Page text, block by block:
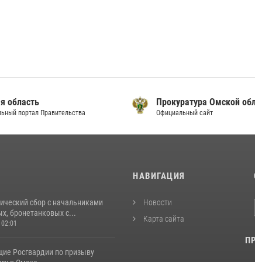
область
портал Правительства
Прокуратура Омской
Официальный сайт
сбор с начальниками
бронетанковых с...
Росгвардии по призыву
НАВИГАЦИЯ
Новости
Карта сайта